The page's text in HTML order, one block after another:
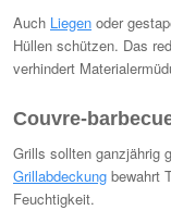
Auch Liegen oder
Hüllen schützen. Das
verhindert
Couvre-
Grills sollten ganzjährig
Grillabdeckung bewahrt
Feuchtigkeit.